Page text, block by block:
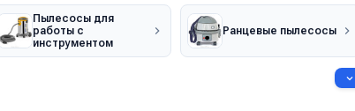
Пылесосы для
работы с
инструментом
Ранцевые пылесосы